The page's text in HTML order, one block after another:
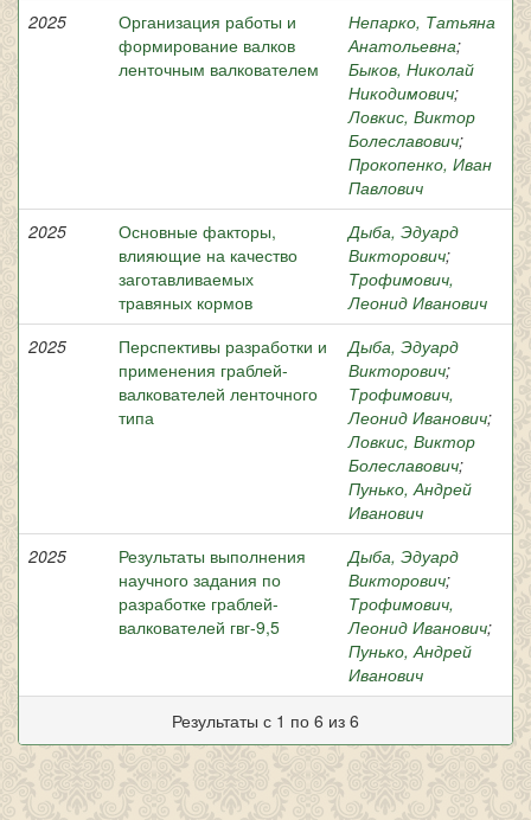
2025
Организация работы и
формирование валков
ленточным валкователем
Непарко, Татьяна
Анатольевна;
Быков, Николай
Никодимович;
Ловкис, Виктор
Болеславович;
Прокопенко, Иван
Павлович
2025
Основные факторы,
влияющие на качество
заготавливаемых
травяных кормов
Дыба, Эдуард
Викторович;
Трофимович,
Леонид Иванович
2025
Перспективы разработки и
применения граблей-
валкователей ленточного
типа
Дыба, Эдуард
Викторович;
Трофимович,
Леонид Иванович;
Ловкис, Виктор
Болеславович;
Пунько, Андрей
Иванович
2025
Результаты выполнения
научного задания по
разработке граблей-
валкователей гвг-9,5
Дыба, Эдуард
Викторович;
Трофимович,
Леонид Иванович;
Пунько, Андрей
Иванович
Результаты с 1 по 6 из 6